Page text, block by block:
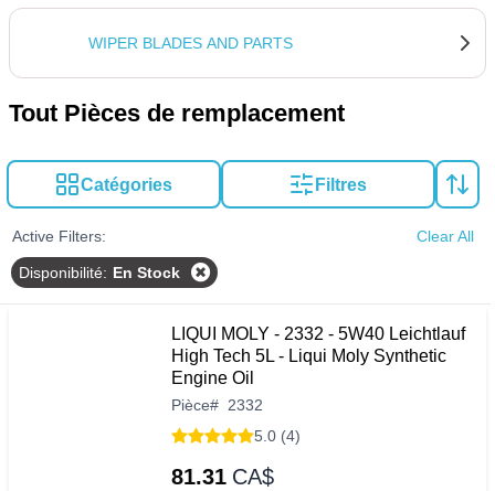
WIPER BLADES AND PARTS
Tout Pièces de remplacement
Catégories Filtres
Active Filters: Clear All
Disponibilité: En Stock
LIQUI MOLY - 2332 - 5W40 Leichtlauf
High Tech 5L - Liqui Moly Synthetic
Engine Oil
Pièce# 2332
5.0 (4)
81.31 CA$